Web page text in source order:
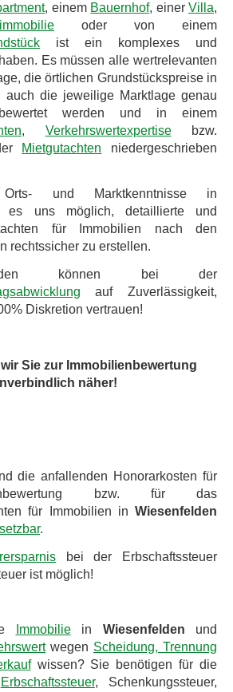
, einem Bauernhof, einerVilla,
oder von einem
ist ein komplexes und
Es müssen alle wertrelevanten
die örtlichen Grundstückspreise in
auch die jeweilige Marktlage genau
werden und in einem
, Verkehrswertexpertisebzw.
Mietgutachten niedergeschrieben
und Marktkenntnisse in
uns möglich, detaillierte und
für Immobilien nach den
rechtssicher zu erstellen.
können bei der
auf Zuverlässigkeit,
Diskretion vertrauen!
Sie zur Immobilienbewertung
näher!
die anfallenden Honorarkosten für
bzw. für das
für Immobilien in Wiesenfelden
.
bei der Erbschaftssteuer
ist möglich!
Immobiliein Wiesenfelden und
wegen Scheidung, Trennung
wissen? Sie benötigen für die
Erbschaftssteuer, Schenkungssteuer,